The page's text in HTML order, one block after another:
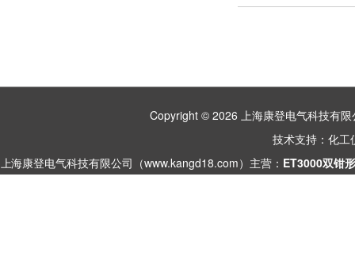
Copyright © 2026 上海康登电气科技有
技术支持： 化工
上海康登电气科技有限公司（www.kangd18.com）主营： ET3000双钳